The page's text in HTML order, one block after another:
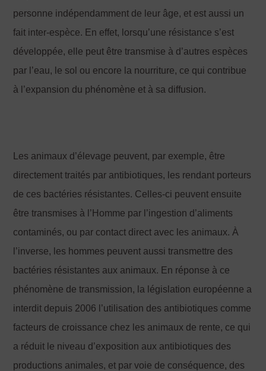
personne indépendamment de leur âge, et est aussi un
fait inter-espèce. En effet, lorsqu’une résistance s’est
développée, elle peut être transmise à d’autres espèces
par l’eau, le sol ou encore la nourriture, ce qui contribue
à l’expansion du phénomène et à sa diffusion.
Les animaux d’élevage peuvent, par exemple, être
directement traités par antibiotiques, les rendant porteurs
de ces bactéries résistantes. Celles-ci peuvent ensuite
être transmises à l’Homme par l’ingestion d’aliments
contaminés, ou par contact direct avec les animaux. À
l’inverse, les hommes peuvent aussi transmettre des
bactéries résistantes aux animaux. En réponse à ce
phénomène de transmission, la législation européenne a
interdit depuis 2006 l’utilisation des antibiotiques comme
facteurs de croissance chez les animaux de rente, ce qui
a réduit le niveau d’exposition aux antibiotiques des
productions animales, et par voie de conséquence, des